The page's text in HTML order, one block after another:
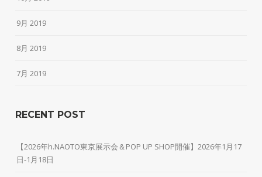
9月 2019
8月 2019
7月 2019
RECENT POST
【2026年h.NAOTO東京展示会＆POP UP SHOP開催】2026年1月17
日-1月18日